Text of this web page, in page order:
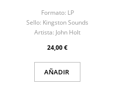
Formato: LP
Sello: Kingston Sounds
Artista: John Holt
24,00 €
AÑADIR
Crear lista de deseos
Iniciar sesión
Debe iniciar sesión para guardar